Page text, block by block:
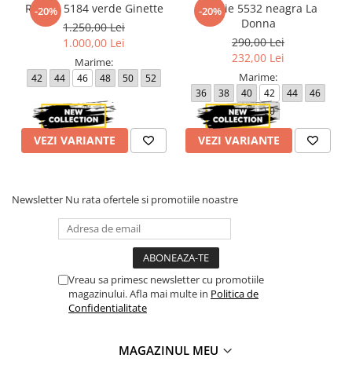
-20%
Rochie 5184 verde Ginette
1.250,00 Lei
1.000,00 Lei
Marime:
42 44 46 48 50 52
VEZI VARIANTE
-20%
Rochie 5532 neagra La
Donna
290,00 Lei
232,00 Lei
Marime:
36 38 40 42 44
46
48
50
VEZI VARIANTE
Newsletter Nu rata ofertele si promotiile noastre
Vreau sa primesc newsletter cu promotiile
magazinului. Afla mai multe in Politica de
Confidentialitate
MAGAZINUL MEU